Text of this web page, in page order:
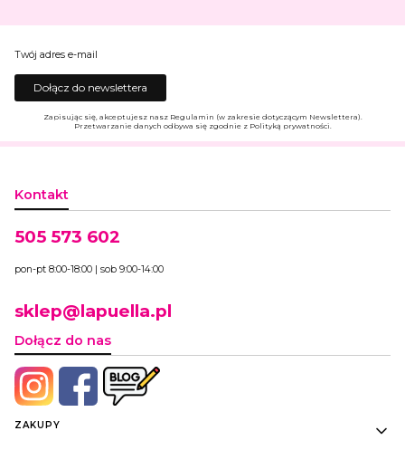
Twój adres e-mail
Dołącz do newslettera
Zapisując się, akceptujesz nasz Regulamin (w zakresie dotyczącym Newslettera).
Przetwarzanie danych odbywa się zgodnie z Polityką prywatności.
Kontakt
505 573 602
pon-pt 8:00-18:00 | sob 9:00-14:00
sklep@lapuella.pl
Dołącz do nas
Linki w stopce
ZAKUPY